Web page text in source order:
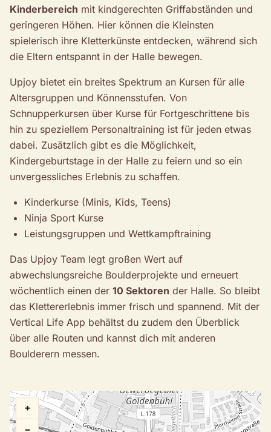
Kinderbereich mit kindgerechten Griffabständen und
geringeren Höhen. Hier können die Kleinsten
spielerisch ihre Kletterkünste entdecken, während sich
die Eltern entspannt in der Halle bewegen.
Upjoy bietet ein breites Spektrum an Kursen für alle
Altersgruppen und Könnensstufen. Von
Schnupperkursen über Kurse für Fortgeschrittene bis
hin zu speziellem Personaltraining ist für jeden etwas
dabei. Zusätzlich gibt es die Möglichkeit,
Kindergeburtstage in der Halle zu feiern und so ein
unvergessliches Erlebnis zu schaffen.
Kinderkurse (Minis, Kids, Teens)
Ninja Sport Kurse
Leistungsgruppen und Wettkampftraining
Das Upjoy Team legt großen Wert auf
abwechslungsreiche Boulderprojekte und erneuert
wöchentlich einen der 10 Sektoren der Halle. So bleibt
das Klettererlebnis immer frisch und spannend. Mit der
Vertical Life App behältst du zudem den Überblick
über alle Routen und kannst dich mit anderen
Boulderern messen.
+